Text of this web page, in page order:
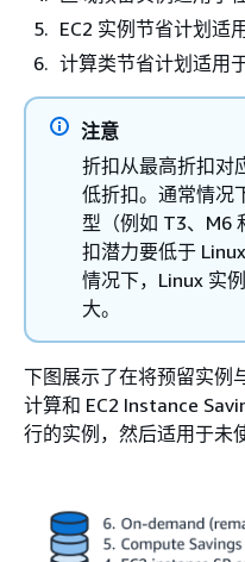
EC2 实例节省计划适
计算类节省计划适用
注意
折扣从最高折扣对
低折扣。通常情况
型（例如 T3、M6
扣潜力要低于
情况下，Linux 实
大。
下图展示了在将预留实例
计算和 EC2 Instance
行的实例，然后适用于未